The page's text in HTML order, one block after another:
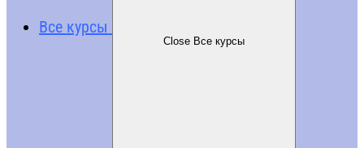
Все курсы
Close Все курсы